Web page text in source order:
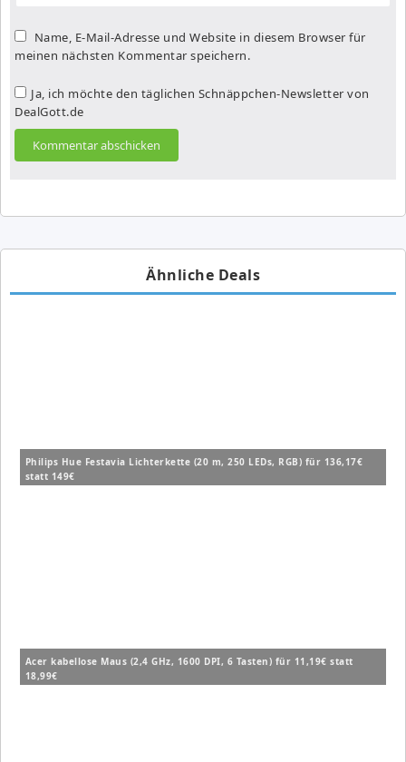
Name, E-Mail-Adresse und Website in diesem Browser für
meinen nächsten Kommentar speichern.
Ja, ich möchte den täglichen Schnäppchen-Newsletter von
DealGott.de
Ähnliche Deals
Philips Hue Festavia Lichterkette (20 m, 250 LEDs, RGB) für 136,17€
statt 149€
Acer kabellose Maus (2,4 GHz, 1600 DPI, 6 Tasten) für 11,19€ statt
18,99€